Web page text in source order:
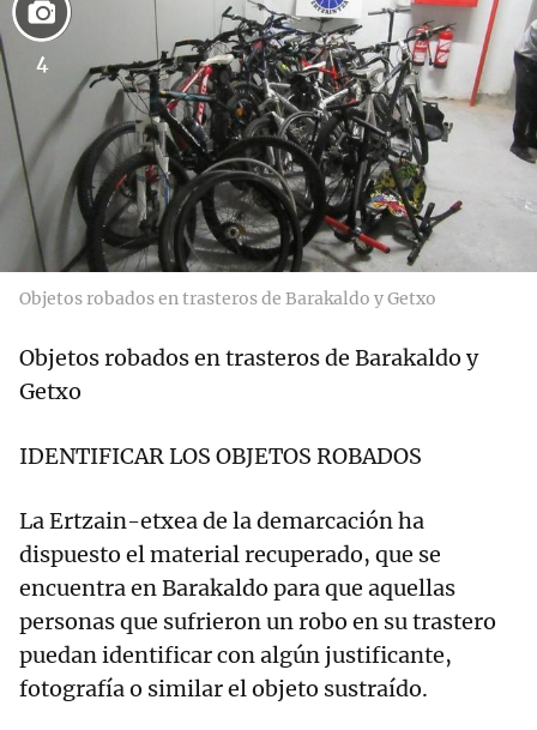
4
Objetos robados en trasteros de Barakaldo y Getxo
Objetos robados en trasteros de Barakaldo y
Getxo
IDENTIFICAR LOS OBJETOS ROBADOS
La Ertzain-etxea de la demarcación ha
dispuesto el material recuperado, que se
encuentra en Barakaldo para que aquellas
personas que sufrieron un robo en su trastero
puedan identificar con algún justificante,
fotografía o similar el objeto sustraído.